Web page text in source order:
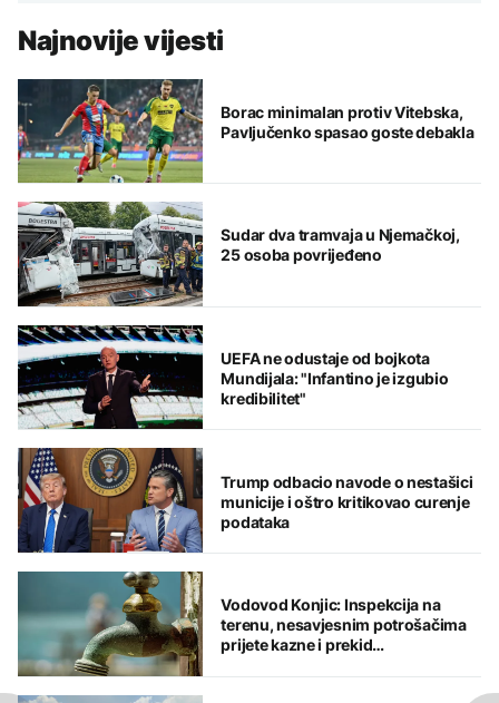
Najnovije vijesti
Borac minimalan protiv Vitebska,
Pavljučenko spasao goste debakla
Sudar dva tramvaja u Njemačkoj,
25 osoba povrijeđeno
UEFA ne odustaje od bojkota
Mundijala: "Infantino je izgubio
kredibilitet"
Trump odbacio navode o nestašici
municije i oštro kritikovao curenje
podataka
Vodovod Konjic: Inspekcija na
terenu, nesavjesnim potrošačima
prijete kazne i prekid